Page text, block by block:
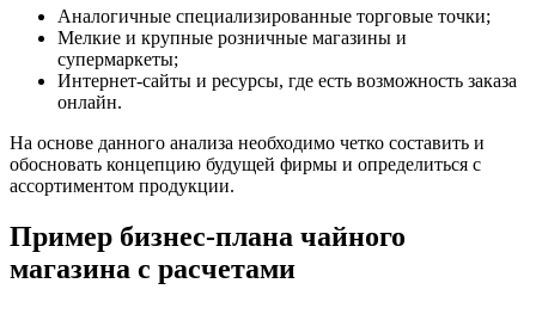
Аналогичные специализированные торговые точки;
Мелкие и крупные розничные магазины и
супермаркеты;
Интернет-сайты и ресурсы, где есть возможность заказа
онлайн.
На основе данного анализа необходимо четко составить и
обосновать концепцию будущей фирмы и определиться с
ассортиментом продукции.
Пример бизнес-плана чайного
магазина с расчетами